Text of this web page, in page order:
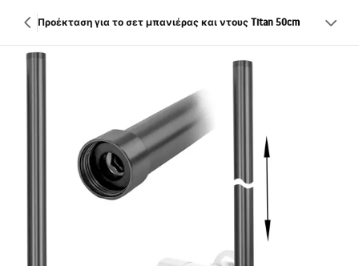
Προέκταση για το σετ μπανιέρας και ντους Titan 50cm